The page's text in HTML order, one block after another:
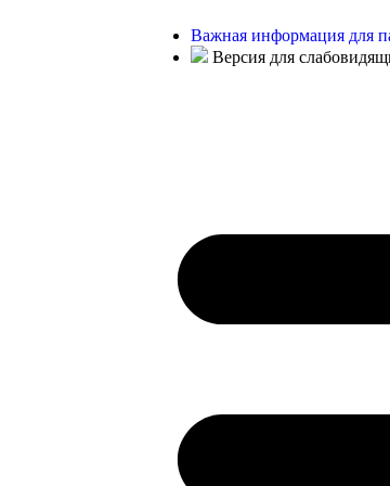
Важная информация для
Версия для